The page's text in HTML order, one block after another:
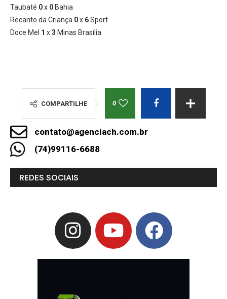
Taubaté 0x 0 Bahia
Recanto da Criança 0x 6Sport
Doce Mel 1 x3 Minas Brasília
COMPARTILHE 0
contato@agenciach.com.br
(74)99116-6688
REDES SOCIAIS